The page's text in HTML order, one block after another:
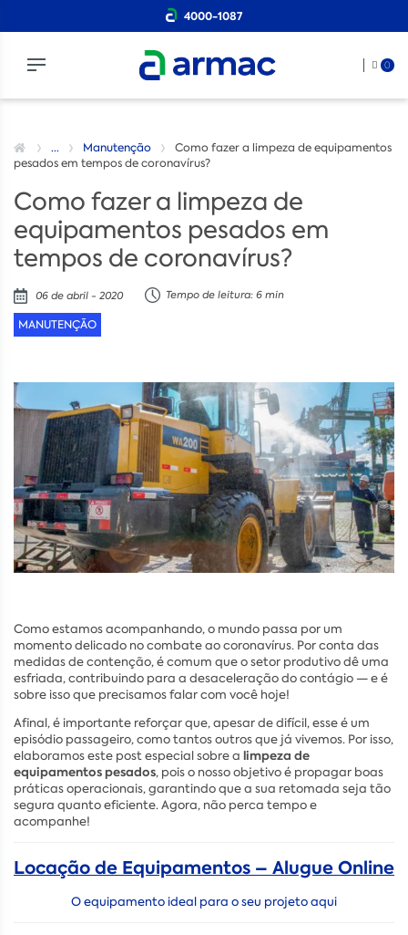
4000-1087
0
... Manutenção
Como fazer a limpeza de equipamentos
pesados em tempos de coronavírus?
Como fazer a limpeza de
equipamentos pesados em
tempos de coronavírus?
06 de abril - 2020 Tempo de leitura: 6 min
MANUTENÇÃO
Como estamos acompanhando, o mundo passa por um
momento delicado no combate ao coronavírus. Por conta das
medidas de contenção, é comum que o setor produtivo dê uma
esfriada, contribuindo para a desaceleração do contágio — e é
sobre isso que precisamos falar com você hoje!
Afinal, é importante reforçar que, apesar de difícil, esse é um
episódio passageiro, como tantos outros que já vivemos. Por isso,
elaboramos este post especial sobre a limpeza de
equipamentos pesados, pois o nosso objetivo é propagar boas
práticas operacionais, garantindo que a sua retomada seja tão
segura quanto eficiente. Agora, não perca tempo e
acompanhe!
Locação de Equipamentos – Alugue Online
O equipamento ideal para o seu projeto aqui